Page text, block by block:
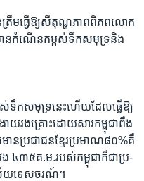
ត្រឹមធ្វើឱ្យសីតុណ្ហភាពពិភពលោក
មានកំណើនកម្ពស់ទឹកសមុទ្រនិង
ទឹកសមុទ្រនេះហើយដែលធ្វើឱ្យ
ាយរងគ្រោះដោយសារកម្ពុជាពឹង
នប្រជាជនខ្មែរប្រមាណ៨០%គឺ
ង ៤៣៥គ.ម.របស់កម្ពុជាក៏ជាប្រ-
យទេសចរណ៍។